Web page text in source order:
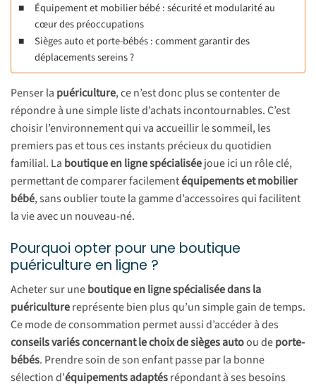
Équipement et mobilier bébé : sécurité et modularité au
cœur des préoccupations
Sièges auto et porte-bébés : comment garantir des
déplacements sereins ?
Penser la puériculture, ce n’est donc plus se contenter de
répondre à une simple liste d’achats incontournables. C’est
choisir l’environnement qui va accueillir le sommeil, les
premiers pas et tous ces instants précieux du quotidien
familial. La boutique en ligne spécialiséejoue ici un rôle clé,
permettant de comparer facilementéquipements et mobilier
bébé, sans oublier toute la gamme d’accessoires qui facilitent
la vie avec un nouveau-né.
Pourquoi opter pour une boutique
puériculture en ligne ?
Acheter sur uneboutique en ligne spécialisée dans la
puériculturereprésente bien plus qu’un simple gain de temps.
Ce mode de consommation permet aussi d’accéder à des
conseils variés concernant le choix de sièges autoou deporte-
bébés. Prendre soin de son enfant passe par la bonne
sélection d’équipements adaptésrépondant à ses besoins